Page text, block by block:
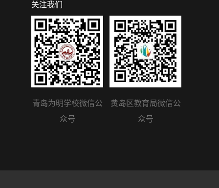
关注我们
青岛为明学校微信公
众号
黄岛区教育局微信公
众号